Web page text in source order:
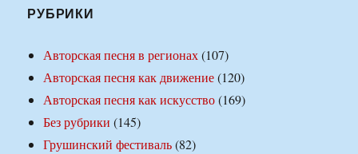
РУБРИКИ
Авторская песня в регионах(107)
Авторская песня как движение(120)
Авторская песня как искусство(169)
Без рубрики (145)
Грушинский фестиваль(82)